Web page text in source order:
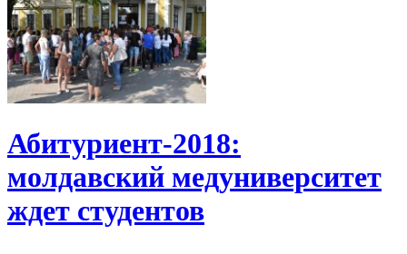
Абитуриент-2018:
молдавский медуниверситет
ждет студентов